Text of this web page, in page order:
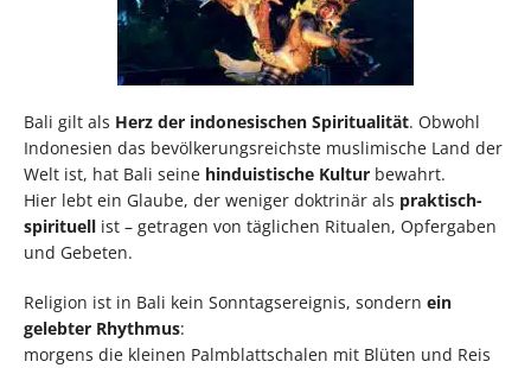
Bali gilt als Herz der indonesischen Spiritualität. Obwohl
Indonesien das bevölkerungsreichste muslimische Land der
Welt ist, hat Bali seine hinduistische Kultur bewahrt.
Hier lebt ein Glaube, der weniger doktrinär als praktisch-
spirituell ist – getragen von täglichen Ritualen, Opfergaben
und Gebeten.
Religion ist in Bali kein Sonntagsereignis, sondern ein
gelebter Rhythmus:
morgens die kleinen Palmblattschalen mit Blüten und Reis